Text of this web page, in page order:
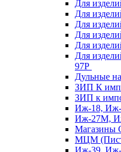
Для
Для
Для
Для
Для
Для
97Р
Дульные
ЗИП К
ЗИП к
Иж-18,
Иж-27М,
Магазины
МЦМ
Иж-39,